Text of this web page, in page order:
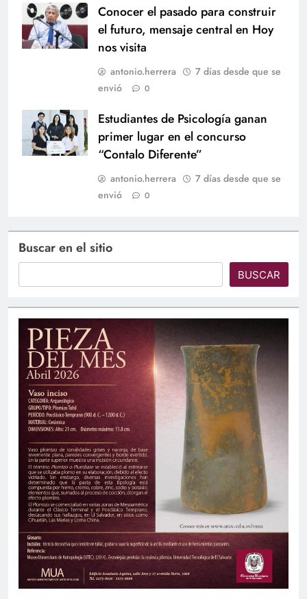
Conocer el pasado para construir
el futuro, mensaje central en Hoy
nos visita
antonio.herrera
7 días desde que se
envió
0
Estudiantes de Psicología ganan
primer lugar en el concurso
“Contalo Diferente”
antonio.herrera
7 días desde que se
envió
0
Buscar en el sitio
BUSCAR